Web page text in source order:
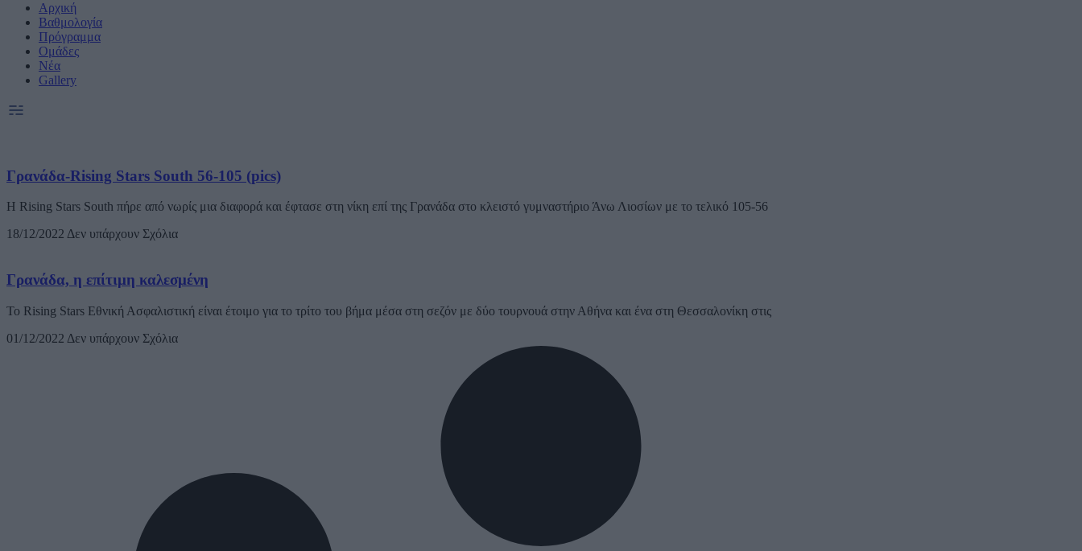
Αρχική
Βαθμολογία
Πρόγραμμα
Ομάδες
Νέα
Gallery
Γρανάδα-Rising Stars South 56-105 (pics)
H Rising Stars South πήρε από νωρίς μια διαφορά και έφτασε στη νίκη επί της Γρανάδα στο κλειστό γυμναστήριο Άνω Λιοσίων με το τελικό 105-56
18/12/2022 Δεν υπάρχουν Σχόλια
Γρανάδα, η επίτιμη καλεσμένη
Το Rising Stars Εθνική Ασφαλιστική είναι έτοιμο για το τρίτο του βήμα μέσα στη σεζόν με δύο τουρνουά στην Αθήνα και ένα στη Θεσσαλονίκη στις
01/12/2022 Δεν υπάρχουν Σχόλια